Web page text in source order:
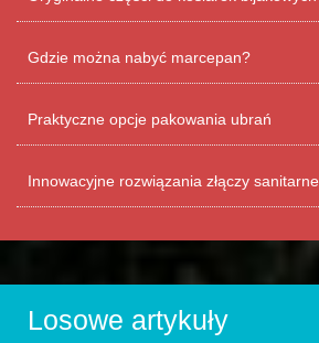
Gdzie można nabyć marcepan?
Praktyczne opcje pakowania ubrań
Innowacyjne rozwiązania złączy sanitarne
Losowe artykuły